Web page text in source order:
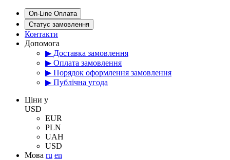
On-Line Оплата
Статус замовлення
Контакти
Допомога
▶ Доставка замовлення
▶ Оплата замовлення
▶ Порядок оформлення замовлення
▶ Публічна угода
Цiни у
USD
EUR
PLN
UAH
USD
Мова ru en